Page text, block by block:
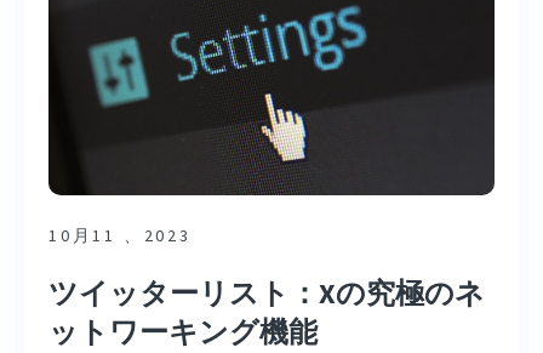
10月11 、2023
ツイッターリスト：Xの究極のネ
ットワーキング機能